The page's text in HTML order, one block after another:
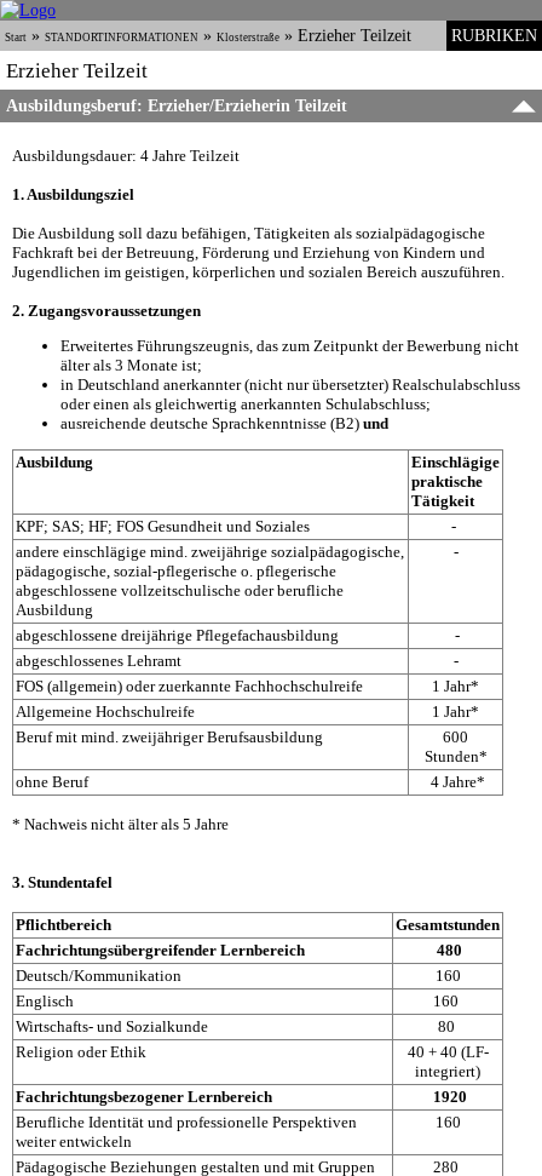
RUBRIKEN
Start » STANDORTINFORMATIONEN » Klosterstraße » Erzieher Teilzeit
Erzieher Teilzeit
Ausbildungsberuf: Erzieher/Erzieherin Teilzeit
Ausbildungsdauer: 4 Jahre Teilzeit
1. Ausbildungsziel
Die Ausbildung soll dazu befähigen, Tätigkeiten als sozialpädagogische
Fachkraft bei der Betreuung, Förderung und Erziehung von Kindern und
Jugendlichen im geistigen, körperlichen und sozialen Bereich auszuführen.
2. Zugangsvoraussetzungen
Erweitertes Führungszeugnis, das zum Zeitpunkt der Bewerbung nicht
älter als 3 Monate ist;
in Deutschland anerkannter (nicht nur übersetzter) Realschulabschluss
oder einen als gleichwertig anerkannten Schulabschluss;
ausreichende deutsche Sprachkenntnisse (B2) und
Ausbildung
Einschlägige
praktische
Tätigkeit
KPF; SAS; HF; FOS Gesundheit und Soziales
-
andere einschlägige mind. zweijährige sozialpädagogische,
pädagogische, sozial-pflegerische o. pflegerische
abgeschlossene vollzeitschulische oder berufliche
Ausbildung
-
abgeschlossene dreijährige Pflegefachausbildung
-
abgeschlossenes Lehramt
-
FOS (allgemein) oder zuerkannte Fachhochschulreife
1 Jahr*
Allgemeine Hochschulreife
1 Jahr*
Beruf mit mind. zweijähriger Berufsausbildung
600
Stunden*
ohne Beruf
4 Jahre*
* Nachweis nicht älter als 5 Jahre
3. Stundentafel
Pflichtbereich
Gesamtstunden
Fachrichtungsübergreifender Lernbereich
480
Deutsch/Kommunikation
160
Englisch
160
Wirtschafts- und Sozialkunde
80
Religion oder Ethik
40 + 40 (LF-
integriert)
Fachrichtungsbezogener Lernbereich
1920
Berufliche Identität und professionelle Perspektiven
weiter entwickeln
160
Pädagogische Beziehungen gestalten und mit Gruppen
280